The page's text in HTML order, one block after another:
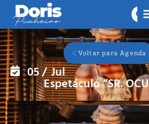
Voltar para Agenda
05/ Jul
Espetáculo “SR.